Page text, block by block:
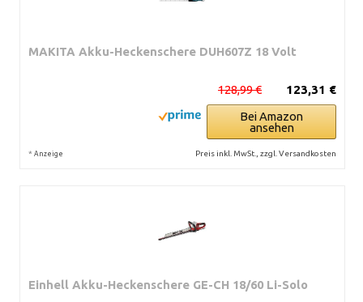
MAKITA Akku-Heckenschere DUH607Z 18 Volt
123,31 €
128,99 €
Bei Amazon
ansehen
* Anzeige Preis inkl. MwSt., zzgl. Versandkosten
Einhell Akku-Heckenschere GE-CH 18/60 Li-Solo